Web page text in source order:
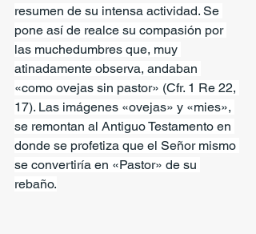
resumen de su intensa actividad. Se
pone así de realce su compasión por
las muchedumbres que, muy
atinadamente observa, andaban
«como ovejas sin pastor» (Cfr. 1 Re 22,
17). Las imágenes «ovejas» y «mies»,
se remontan al Antiguo Testamento en
donde se profetiza que el Señor mismo
se convertiría en «Pastor» de su
rebaño.